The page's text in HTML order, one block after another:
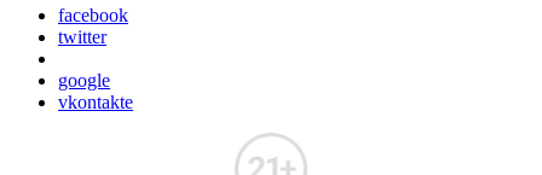
facebook
twitter
google
vkontakte